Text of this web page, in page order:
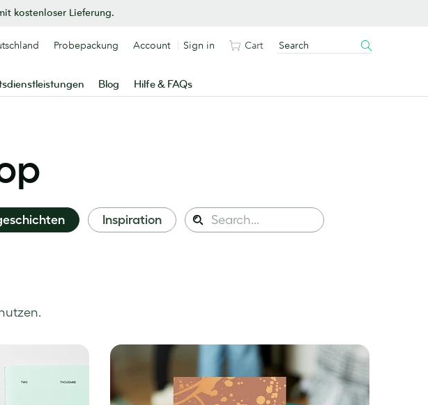
kostenloser Lieferung.
Blog Hilfe & FAQs
Probepackung Account Sign in Cart
Inspiration
Search
this
Search